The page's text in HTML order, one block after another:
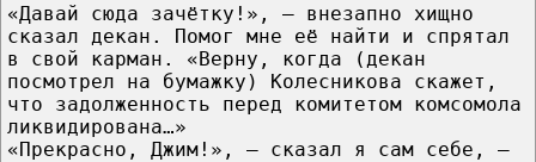
«Давай сюда зачётку!», — внезапно хищно
сказал декан. Помог мне её найти и спрятал
в свой карман. «Верну, когда (декан
посмотрел на бумажку) Колесникова скажет,
что задолженность перед комитетом комсомола
ликвидирована…»
«Прекрасно, Джим!», — сказал я сам себе, —